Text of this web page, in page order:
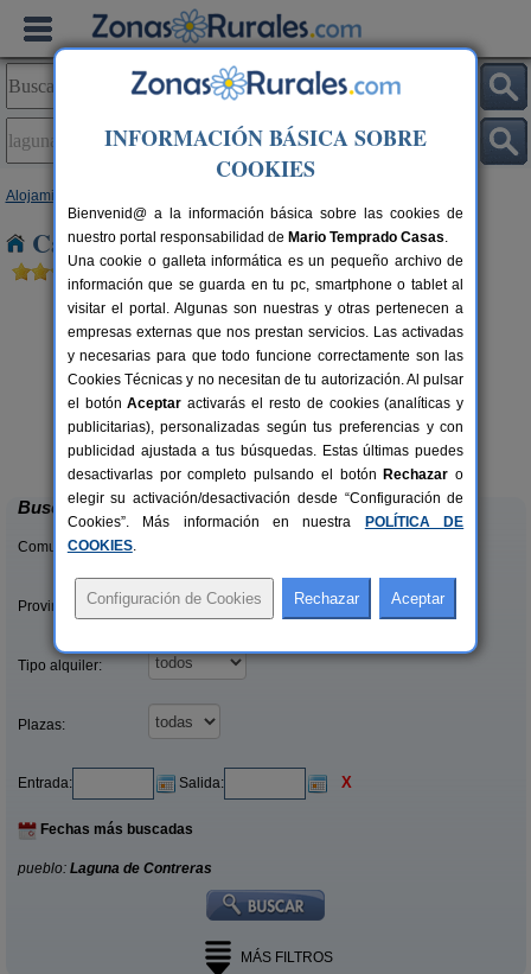
Alojamientos
Casas Rurales en Laguna de Contreras
2-6 pers.
desde26 €
Casa Rural Hoces del Duratón El
Villar
Villar de Sobrepeña (Segovia)
Buscar
Comunidades:
Provincias/Islas:
Tipo alquiler:
Plazas:
Entrada: Salida: X
Fechas más buscadas
pueblo: Laguna de Contreras
MÁS FILTROS
INFORMACIÓN BÁSICA SOBRE
COOKIES
Bienvenid@ a la información básica sobre las cookies de
nuestro portal responsabilidad de Mario Temprado Casas.
Una cookie o galleta informática es un pequeño archivo de
información que se guarda en tu pc, smartphone o tablet al
visitar el portal. Algunas son nuestras y otras pertenecen a
empresas externas que nos prestan servicios. Las activadas
y necesarias para que todo funcione correctamente son las
Cookies Técnicas y no necesitan de tu autorización. Al pulsar
el botónAceptar activarás el resto de cookies (analíticas y
publicitarias), personalizadas según tus preferencias y con
publicidad ajustada a tus búsquedas. Estas últimas puedes
desactivarlas por completo pulsando el botón Rechazar o
elegir su activación/desactivación desde “Configuración de
Cookies”. Más información en nuestra
POLÍTICA DE
COOKIES.